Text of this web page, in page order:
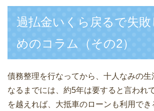
過払金いくら戻るで失敗
めのコラム（その2）
債務整理を行なってから、十人なみの生
なるまでには、約5年は要すると言われ
を越えれば、大抵車のローンも利用でき